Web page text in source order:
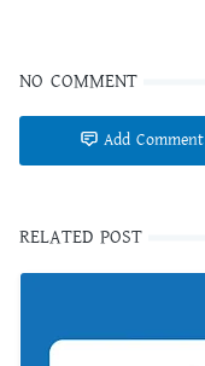
NO COMMENT
Add Comment
RELATED POST